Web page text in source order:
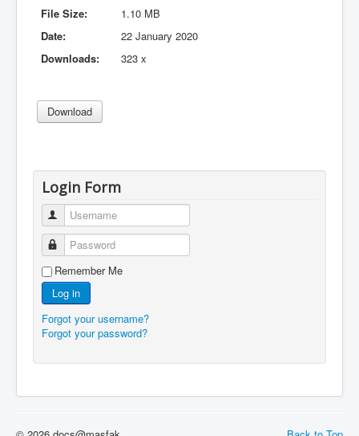
File Size:
1.10 MB
Date:
22 January 2020
Downloads:
323 x
Login Form
Username
Password
Remember Me
Log in
Forgot your username?
Forgot your password?